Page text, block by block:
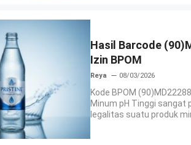
Hasil Barcode
Izin BPOM
Reya 08/03/2026
Kode BPOM
Minum pH Tinggi sangat
legalitas suatu produk